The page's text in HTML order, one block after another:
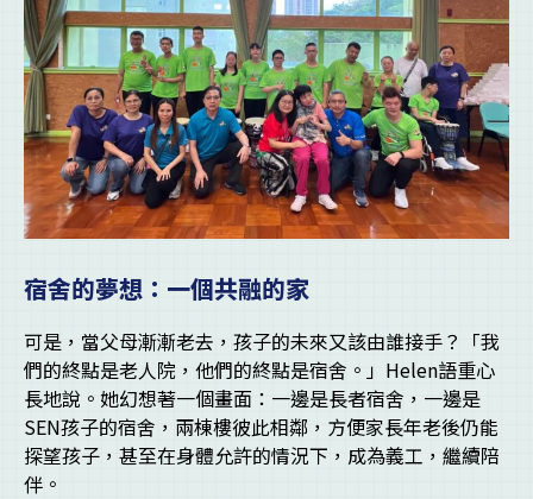
宿舍的夢想：一個共融的家
可是，當父母漸漸老去，孩子的未來又該由誰接手？「我
們的終點是老人院，他們的終點是宿舍。」Helen語重心
長地說。她幻想著一個畫面：一邊是長者宿舍，一邊是
SEN孩子的宿舍，兩棟樓彼此相鄰，方便家長年老後仍能
探望孩子，甚至在身體允許的情況下，成為義工，繼續陪
伴。